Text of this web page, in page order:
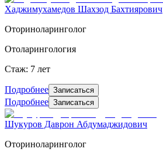
Хаджимухамедов Шахзод Бахтиярович
Оториноларинголог
Отоларингология
Стаж: 7 лет
Подробнее Записаться
Подробнее Записаться
Шукуров Даврон Абдумаджидович
Оториноларинголог